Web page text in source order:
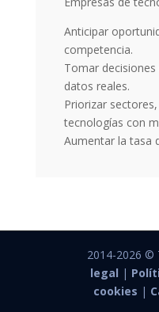
Anticipar
competencia.
Tomar
datos reales.
Priorizar
tecnologías con
Aumentar la tasa
2014-2026
legal |
cookies |